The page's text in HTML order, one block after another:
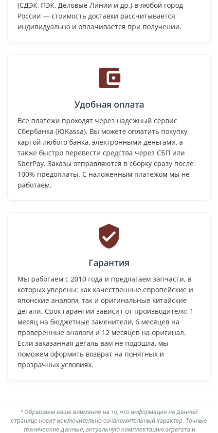
(СДЭК, ПЭК, Деловые Линии и др.) в любой город
России — стоимость доставки рассчитывается
индивидуально и оплачивается при получении.
Удобная оплата
Все платежи проходят через надежный сервис
Сбербанка (ЮKassa). Вы можете оплатить покупку
картой любого банка, электронными деньгами, а
также быстро перевести средства через СБП или
SberPay. Заказы отправляются в сборку сразу после
100% предоплаты. С наложенным платежом мы не
работаем.
Гарантия
Мы работаем с 2010 года и предлагаем запчасти, в
которых уверены: как качественные европейские и
японские аналоги, так и оригинальные китайские
детали. Срок гарантии зависит от производителя: 1
месяц на бюджетные заменители, 6 месяцев на
проверенные аналоги и 12 месяцев на оригинал.
Если заказанная деталь вам не подошла, мы
поможем оформить возврат на понятных и
прозрачных условиях.
* Обращаем ваше внимание на то, что информация на данной
странице носит исключительно ознакомительный характер. Точные
технические данные, актуальную комплектацию агрегата и